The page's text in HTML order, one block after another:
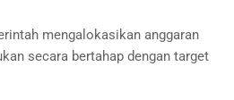
mengalokasikan anggaran
secara bertahap dengan target